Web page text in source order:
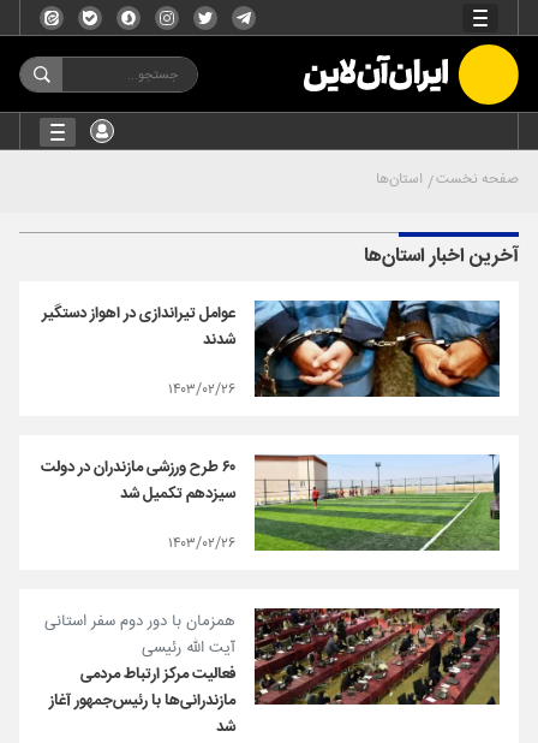
صفحه نخست استان‌ها
آخرین اخبار استان‌ها
عوامل تیراندازی در اهواز دستگیر
شدند
۱۴۰۳/۰۲/۲۶
۶۰ طرح ورزشی مازندران در دولت
سیزدهم تکمیل شد
۱۴۰۳/۰۲/۲۶
همزمان با دور دوم سفر استانی
آیت الله رئیسی
فعالیت مرکز ارتباط مردمی
مازندرانی‌ها با رئیس‌جمهور آغاز
شد